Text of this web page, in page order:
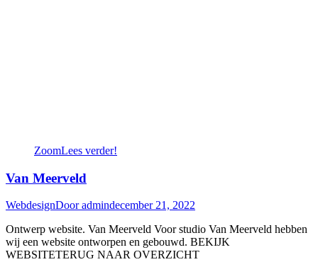
ZoomLees verder!
Van Meerveld
WebdesignDooradmindecember 21, 2022
Ontwerp website. Van Meerveld Voor studio Van Meerveld hebben
wij een website ontworpen en gebouwd. BEKIJK
WEBSITETERUG NAAR OVERZICHT